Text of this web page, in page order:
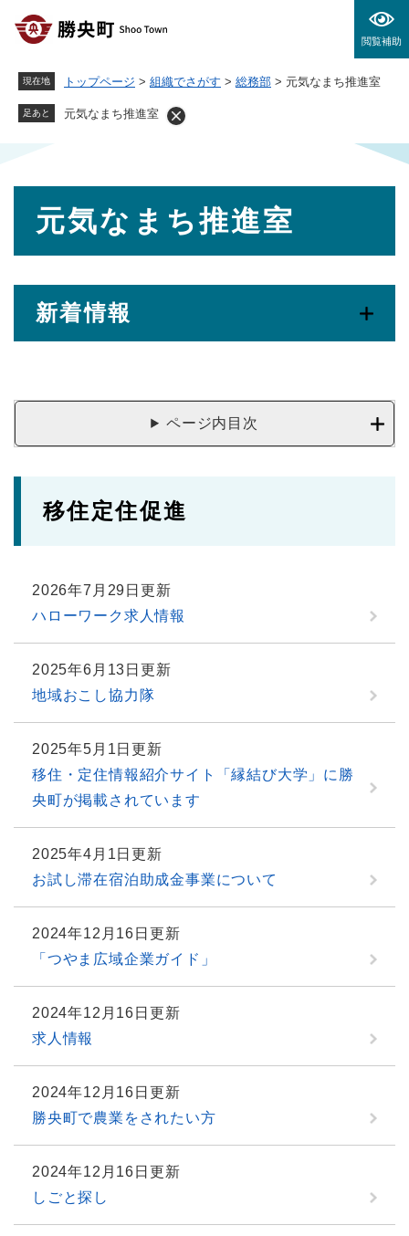
閲覧補助
現在地 トップページ > 組織でさがす > 総務部 > 元気なまち推進室
足あと 元気なまち推進室
元気なまち推進室
新着情報
ページ内目次
移住定住促進
2026年7月29日更新
ハローワーク求人情報
2025年6月13日更新
地域おこし協力隊
2025年5月1日更新
移住・定住情報紹介サイト「縁結び大学」に勝
央町が掲載されています
2025年4月1日更新
お試し滞在宿泊助成金事業について
2024年12月16日更新
「つやま広域企業ガイド」
2024年12月16日更新
求人情報
2024年12月16日更新
勝央町で農業をされたい方
2024年12月16日更新
しごと探し